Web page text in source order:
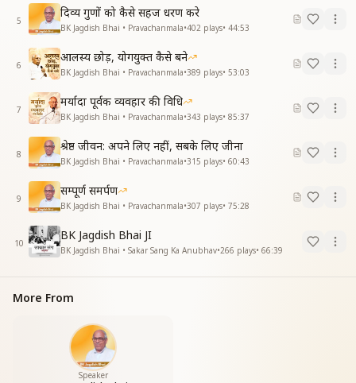
5
दिव्य गुणों को कैसे सहज धरण करे
BK Jagdish Bhai • Pravachanmala•402 plays• 44:53
6
आलस्य छोड़, योगयुक्त कैसे बने
BK Jagdish Bhai • Pravachanmala•389 plays• 53:03
7
मर्यादा पूर्वक व्यवहार की विधि
BK Jagdish Bhai • Pravachanmala•343 plays• 85:37
8
श्रेष्ठ जीवन: अपने लिए नहीं, सबके लिए जीना
BK Jagdish Bhai • Pravachanmala•315 plays• 60:43
9
सम्पूर्ण समर्पण
BK Jagdish Bhai • Pravachanmala•307 plays• 75:28
10
BK Jagdish Bhai JI
BK Jagdish Bhai • Sakar Sang Ka Anubhav•266 plays• 66:39
More From
Speaker